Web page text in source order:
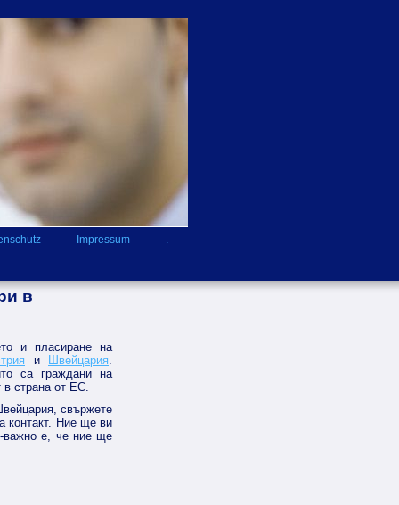
Impressum .
в
и пласиране на
и Швейцария.
са граждани на
страна от ЕС.
свържете
контакт. Ние ще ви
важно е, че ние ще